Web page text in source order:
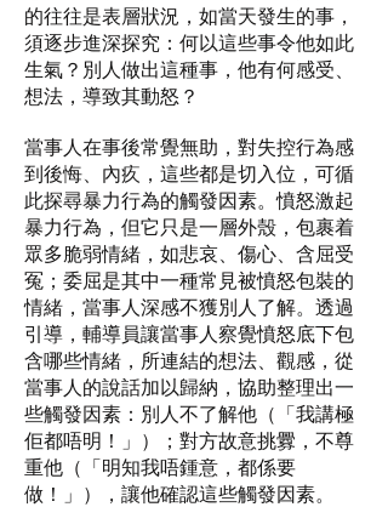
的往往是表層狀況，如當天發生的事，
須逐步進深探究：何以這些事令他如此
生氣？別人做出這種事，他有何感受、
想法，導致其動怒？
當事人在事後常覺無助，對失控行為感
到後悔、內疚，這些都是切入位，可循
此探尋暴力行為的觸發因素。憤怒激起
暴力行為，但它只是一層外殼，包裹着
眾多脆弱情緒，如悲哀、傷心、含屈受
冤；委屈是其中一種常見被憤怒包裝的
情緒，當事人深感不獲別人了解。透過
引導，輔導員讓當事人察覺憤怒底下包
含哪些情緒，所連結的想法、觀感，從
當事人的說話加以歸納，協助整理出一
些觸發因素：別人不了解他（「我講極
佢都唔明！」）；對方故意挑釁，不尊
重他（「明知我唔鍾意，都係要
做！」），讓他確認這些觸發因素。